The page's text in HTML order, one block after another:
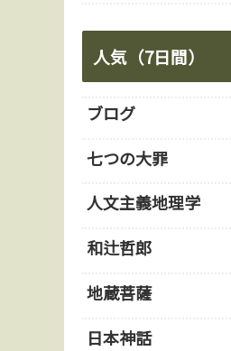
人気（7日間）
ブログ
七つの大罪
人文主義地理学
和辻哲郎
地蔵菩薩
日本神話